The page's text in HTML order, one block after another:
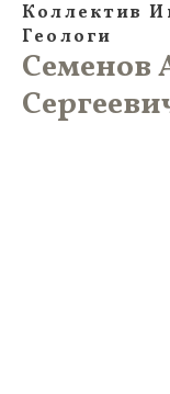
Коллектив
Геологи
Семенов